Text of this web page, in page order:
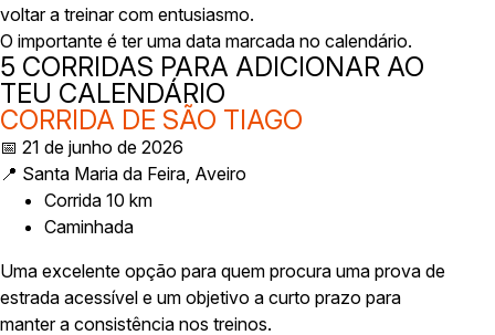
voltar a treinar com entusiasmo.
O importante é ter uma data marcada no calendário.
5 CORRIDAS PARA ADICIONAR AO
TEU CALENDÁRIO
CORRIDA DE SÃO TIAGO
📅 21 de junho de 2026
📍 Santa Maria da Feira, Aveiro
Corrida 10 km
Caminhada
Uma excelente opção para quem procura uma prova de
estrada acessível e um objetivo a curto prazo para
manter a consistência nos treinos.